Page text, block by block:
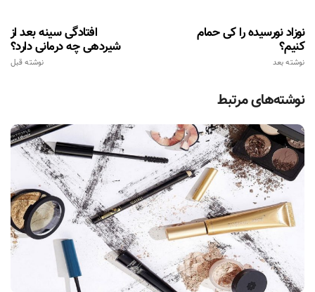
افتادگی سینه بعد از
شیردهی چه درمانی دارد؟
نوشته قبل
نوزاد نورسیده را کی حمام
کنیم؟
نوشته بعد
نوشته‌های مرتبط